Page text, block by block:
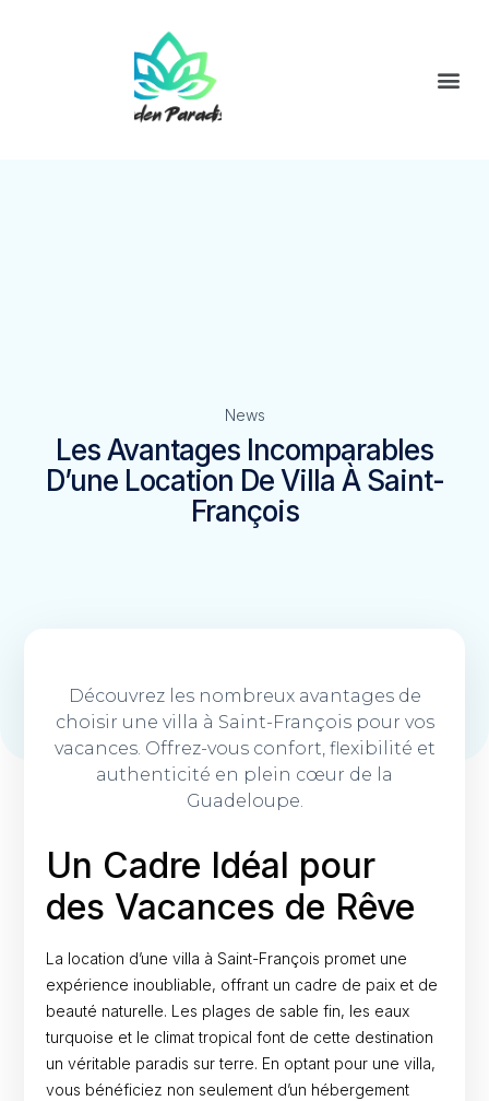
News
Les Avantages Incomparables
D’une Location De Villa À Saint-
François
Découvrez les nombreux avantages de
choisir une villa à Saint-François pour vos
vacances. Offrez-vous confort, flexibilité et
authenticité en plein cœur de la
Guadeloupe.
Un Cadre Idéal pour
des Vacances de Rêve
La location d’une villa à Saint-François promet une
expérience inoubliable, offrant un cadre de paix et de
beauté naturelle. Les plages de sable fin, les eaux
turquoise et le climat tropical font de cette destination
un véritable paradis sur terre. En optant pour une villa,
vous bénéficiez non seulement d’un hébergement